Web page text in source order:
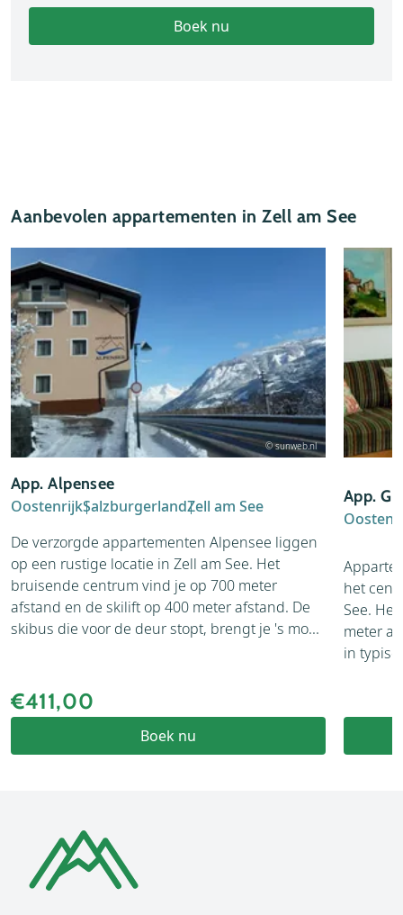
Boek nu
Aanbevolen appartementen in Zell am See
© sunweb.nl
App. Alpensee
OostenrijkSalzburgerlandZell am See
De verzorgde appartementen Alpensee liggen
op een rustige locatie in Zell am See. Het
bruisende centrum vind je op 700 meter
afstand en de skilift op 400 meter afstand. De
skibus die voor de deur stopt, brengt je 's mo...
€411,00
Boek nu
App.
het
See.
meter
in